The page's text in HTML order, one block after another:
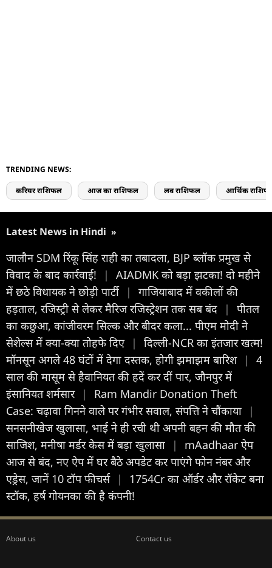
TRENDING NEWS:
करियर राशिफल आज का राशिफल लव राशिफल आर्थिक
Latest News in Hindi »
जालौन SDM रिंकू सिंह राही का तबादला, BJP ब्लॉक प्रमुख से
विवाद के बाद कार्रवाई!
|
AIADMK को बड़ा झटका! दो महीने
में छठे विधायक ने छोड़ी पार्टी |
गाजियाबाद में वकीलों की
हड़ताल, रजिस्ट्री से लेकर मैरिज रजिस्ट्रेशन तक सब बंद
|
पीतल
का कछुआ, कांजीवरम सिल्क और बीदर कला... पीएम मोदी ने
सेशेल्स में क्या-क्या तोहफे दिए |
दिल्ली-NCR का इंतजार खत्म!
मॉनसून अगले 48 घंटों में देगा दस्तक, होगी झमाझम बारिश |
4
साल की मासूम से हैवानियत की हदें कर दीं पार, जौनपुर में
इंसान‍ियत शर्मसार |
Ram Mandir Donation Theft
Case: चढ़ावा गिनने वाले पर गंभीर सवाल, संपत्ति ने चौंकाया
|
सनसनीखेज खुलासा, भाई ने ही रची थी अपनी बहन की मौत की
साजिश, मनीषा मर्डर केस में बड़ा खुलासा
|
mAadhaar ऐप
आज से बंद, नए ऐप में घर बैठे अपडेट कर पाएंगे फोन नंबर और
एड्रेस, जानें 10 टॉप फीचर्स |
1754Cr का ऑर्डर और रॉकेट बना
स्‍टॉक, हर्ष गोयनका की है कंपनी!
About us Contact us